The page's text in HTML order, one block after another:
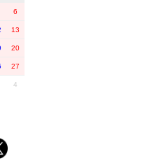
6
13
20
27
4